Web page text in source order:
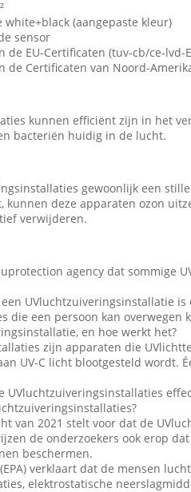
white+black (aangepaste kleur)
sensor
EU-Certificaten (tuv-cb/ce-lvd-
Certificaten van Noord-
kunnen efficiënt zijn in het
bacteriën huidig in de lucht.
gewoonlijk een
kunnen deze apparaten ozon
verwijderen.
agency dat sommige
UVluchtzuiveringsinstallatie
die een persoon kan overwegen
en hoe werkt het?
zijn apparaten die
UV-C licht blootgesteld
UVluchtzuiveringsinstallaties
van 2021 stelt voor dat de
de onderzoekers ook erop
beschermen.
verklaart dat de mensen
elektrostatische